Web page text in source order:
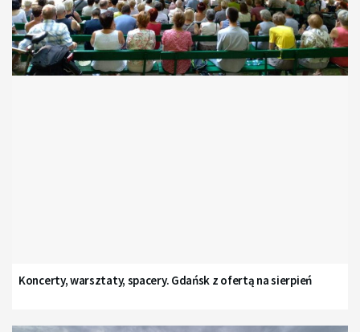
Koncerty, warsztaty, spacery. Gdańsk z ofertą na sierpień